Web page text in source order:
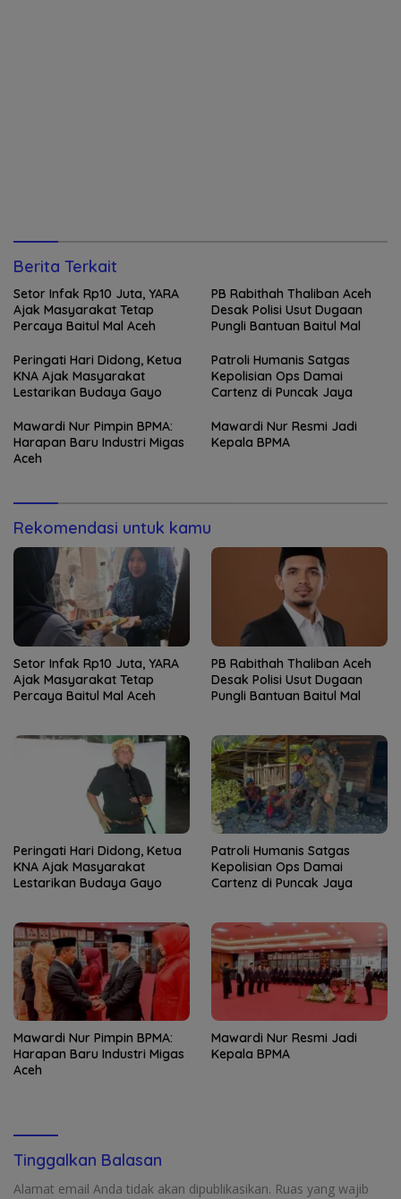
Berita Terkait
Setor Infak Rp10 Juta, YARA
Ajak Masyarakat Tetap
Percaya Baitul Mal Aceh
PB Rabithah Thaliban Aceh
Desak Polisi Usut Dugaan
Pungli Bantuan Baitul Mal
Peringati Hari Didong, Ketua
KNA Ajak Masyarakat
Lestarikan Budaya Gayo
Patroli Humanis Satgas
Kepolisian Ops Damai
Cartenz di Puncak Jaya
Mawardi Nur Pimpin BPMA:
Harapan Baru Industri Migas
Aceh
Mawardi Nur Resmi Jadi
Kepala BPMA
Rekomendasi untuk kamu
Setor Infak Rp10 Juta, YARA
Ajak Masyarakat Tetap
Percaya Baitul Mal Aceh
PB Rabithah Thaliban Aceh
Desak Polisi Usut Dugaan
Pungli Bantuan Baitul Mal
Peringati Hari Didong, Ketua
KNA Ajak Masyarakat
Lestarikan Budaya Gayo
Patroli Humanis Satgas
Kepolisian Ops Damai
Cartenz di Puncak Jaya
Mawardi Nur Pimpin BPMA:
Harapan Baru Industri Migas
Aceh
Mawardi Nur Resmi Jadi
Kepala BPMA
Tinggalkan Balasan
Alamat email Anda tidak akan dipublikasikan. Ruas yang wajib